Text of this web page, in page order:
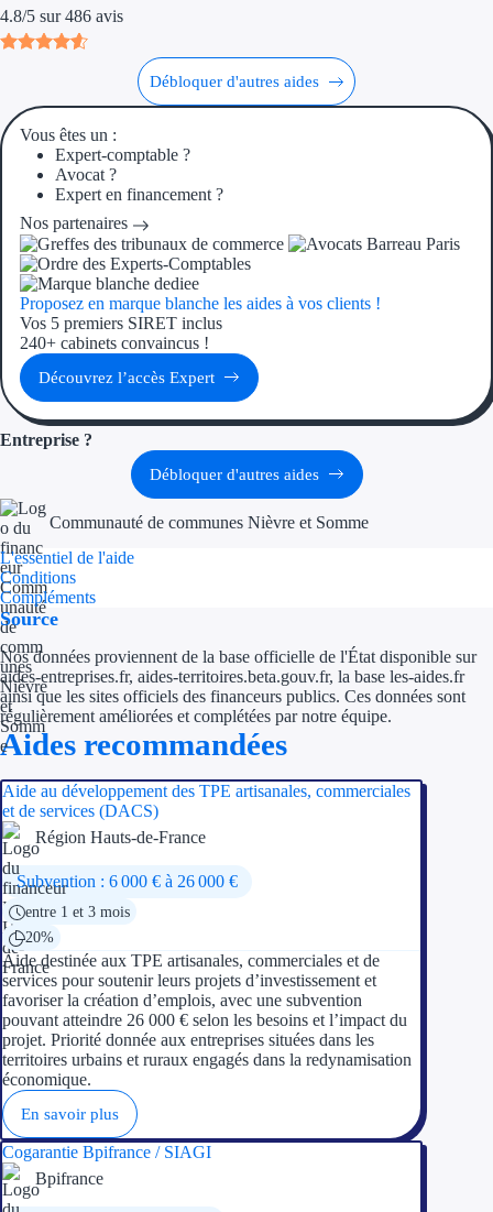
4.8/5 sur 486 avis
Débloquer d'autres aides
Vous êtes un :
Expert-comptable ?
Avocat ?
Expert en financement ?
Nos partenaires
Proposez en marque blanche les aides à vos clients !
Vos 5 premiers SIRET inclus
240+ cabinets convaincus !
Découvrez l’accès Expert
Entreprise ?
Débloquer d'autres aides
Communauté de communes Nièvre et Somme
L'essentiel de l'aide
Conditions
Compléments
Source
Nos données proviennent de la base officielle de l'État disponible sur
aides-entreprises.fr, aides-territoires.beta.gouv.fr, la base les-aides.fr
ainsi que les sites officiels des financeurs publics. Ces données sont
régulièrement améliorées et complétées par notre équipe.
Aides recommandées
Aide au développement des TPE artisanales, commerciales
et de services (DACS)
Région Hauts-de-France
Subvention : 6 000 € à 26 000 €
entre 1 et 3 mois
20%
Aide destinée aux TPE artisanales, commerciales et de
services pour soutenir leurs projets d’investissement et
favoriser la création d’emplois, avec une subvention
pouvant atteindre 26 000 € selon les besoins et l’impact du
projet. Priorité donnée aux entreprises situées dans les
territoires urbains et ruraux engagés dans la redynamisation
économique.
En savoir plus
Cogarantie Bpifrance / SIAGI
Bpifrance